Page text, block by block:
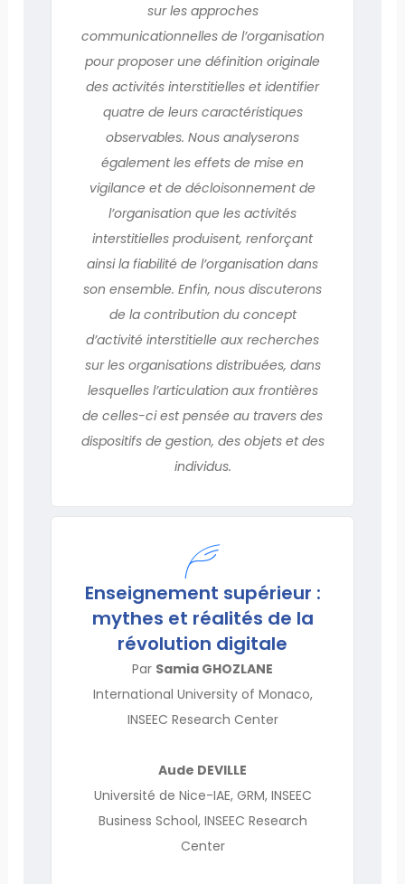
sur les approches
communicationnelles de l’organisation
pour proposer une définition originale
des activités interstitielles et identifier
quatre de leurs caractéristiques
observables. Nous analyserons
également les effets de mise en
vigilance et de décloisonnement de
l’organisation que les activités
interstitielles produisent, renforçant
ainsi la fiabilité de l’organisation dans
son ensemble. Enfin, nous discuterons
de la contribution du concept
d’activité interstitielle aux recherches
sur les organisations distribuées, dans
lesquelles l’articulation aux frontières
de celles-ci est pensée au travers des
dispositifs de gestion, des objets et des
individus.
Enseignement supérieur :
mythes et réalités de la
révolution digitale
Par Samia GHOZLANE
International University of Monaco,
INSEEC Research Center
Aude DEVILLE
Université de Nice-IAE, GRM, INSEEC
Business School, INSEEC Research
Center